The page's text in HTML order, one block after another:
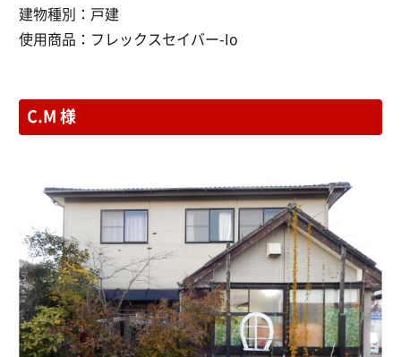
建物種別： 戸建
使用商品： フレックスセイバー-Io
C.M 様